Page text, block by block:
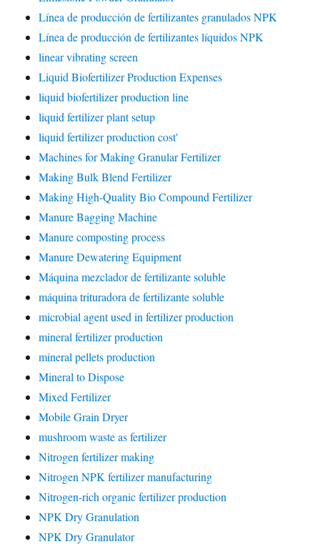
Línea de producción de fertilizantes granulados NPK
Línea de producción de fertilizantes líquidos NPK
linear vibrating screen
Liquid Biofertilizer Production Expenses
liquid biofertilizer production line
liquid fertilizer plant setup
liquid fertilizer production cost'
Machines for Making Granular Fertilizer
Making Bulk Blend Fertilizer
Making High-Quality Bio Compound Fertilizer
Manure Bagging Machine
Manure composting process
Manure Dewatering Equipment
Máquina mezclador de fertilizante soluble
máquina trituradora de fertilizante soluble
microbial agent used in fertilizer production
mineral fertilizer production
mineral pellets production
Mineral to Dispose
Mixed Fertilizer
Mobile Grain Dryer
mushroom waste as fertilizer
Nitrogen fertilizer making
Nitrogen NPK fertilizer manufacturing
Nitrogen-rich organic fertilizer production
NPK Dry Granulation
NPK Dry Granulator